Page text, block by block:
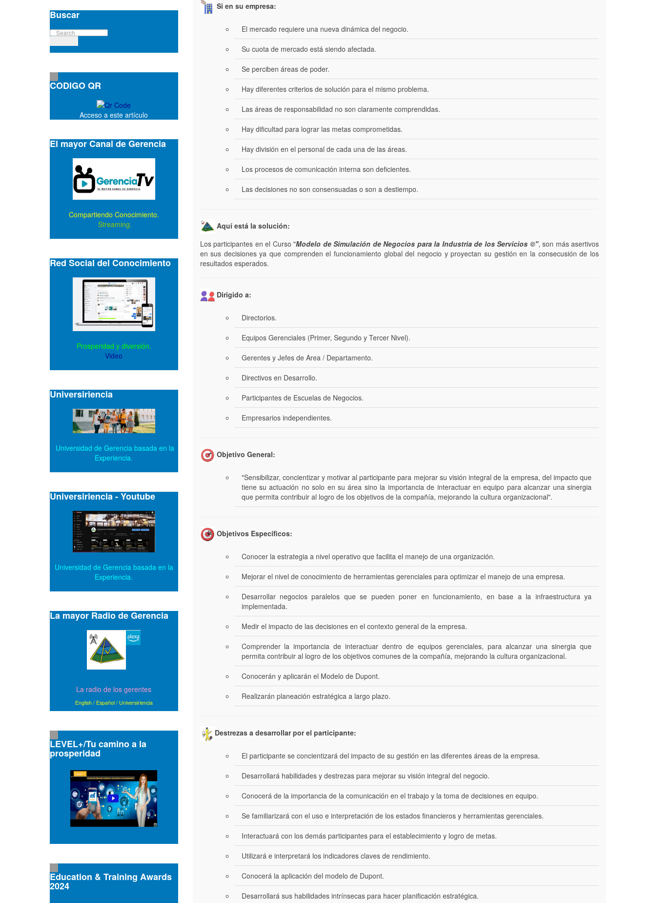
Si en su empresa:
El mercado requiere una nueva dinámica del negocio.
Su cuota de mercado está siendo afectada.
Se perciben áreas de poder.
Hay diferentes criterios de solución para el mismo problema.
Las áreas de responsabilidad no son claramente comprendidas.
Hay dificultad para lograr las metas comprometidas.
Hay división en el personal de cada una de las áreas.
Los procesos de comunicación interna son deficientes.
Las decisiones no son consensuadas o son a destiempo.
Aquí está la solución:
Los participantes en el Curso "Modelo de Simulación de Negocios para la Industria de los Servicios ©", son más asertivos
en sus decisiones ya que comprenden el funcionamiento global del negocio y proyectan su gestión en la consecusión de los
resultados esperados.
Dirigido a:
Directorios.
Equipos Gerenciales (Primer, Segundo y Tercer Nivel).
Gerentes y Jefes de Area / Departamento.
Directivos en Desarrollo.
Participantes de Escuelas de Negocios.
Empresarios independientes.
Objetivo General:
"Sensibilizar, concientizar y motivar al participante para mejorar su visión integral de la empresa, del impacto que
tiene su actuación no solo en su área sino la importancia de interactuar en equipo para alcanzar una sinergia
que permita contribuir al logro de los objetivos de la compañía, mejorando la cultura organizacional".
Objetivos Específicos:
Conocer la estrategia a nivel operativo que facilita el manejo de una organización.
Mejorar el nivel de conocimiento de herramientas gerenciales para optimizar el manejo de una empresa.
Desarrollar negocios paralelos que se pueden poner en funcionamiento, en base a la infraestructura ya
implementada.
Medir el impacto de las decisiones en el contexto general de la empresa.
Comprender la importancia de interactuar dentro de equipos gerenciales, para alcanzar una sinergia que
permita contribuir al logro de los objetivos comunes de la compañía, mejorando la cultura organizacional.
Conocerán y aplicarán el Modelo de Dupont.
Realizarán planeación estratégica a largo plazo.
Destrezas a desarrollar por el participante:
El participante se concientizará del impacto de su gestión en las diferentes áreas de la empresa.
Desarrollará habilidades y destrezas para mejorar su visión integral del negocio.
Conocerá de la importancia de la comunicación en el trabajo y la toma de decisiones en equipo.
Se familiarizará con el uso e interpretación de los estados financieros y herramientas gerenciales.
Interactuará con los demás participantes para el establecimiento y logro de metas.
Utilizará e interpretará los indicadores claves de rendimiento.
Conocerá la aplicación del modelo de Dupont.
Desarrollará sus habilidades intrínsecas para hacer planificación estratégica.
Buscar
CODIGO QR
Acceso a este artículo
El mayor Canal de Gerencia
Compartiendo Conocimiento.
Streaming.
Red Social del Conocimiento
Prosperidad y diversión.
Video
Universiriencia
Universidad de Gerencia basada en la
Experiencia.
Universiriencia - Youtube
Universidad de Gerencia basada en la
Experiencia.
La mayor Radio de Gerencia
La radio de los gerentes
English/ Español/ Universiriencia
LEVEL+/Tu camino a la
prosperidad
Education & Training Awards
2024